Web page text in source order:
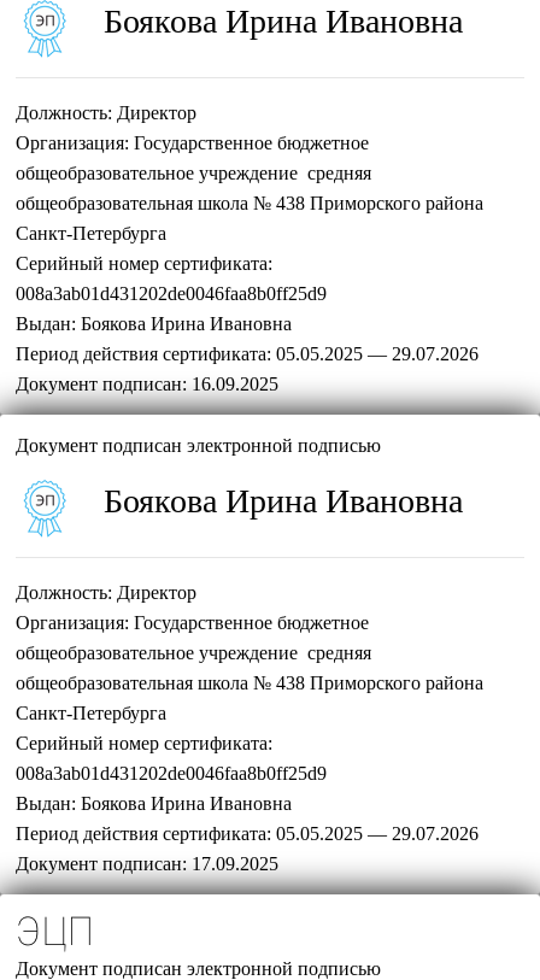
Боякова Ирина Ивановна
Должность: Директор
Организация: Государственное бюджетное
общеобразовательное учреждение средняя
общеобразовательная школа № 438 Приморского района
Санкт-Петербурга
Серийный номер сертификата:
008a3ab01d431202de0046faa8b0ff25d9
Выдан: Боякова Ирина Ивановна
Период действия сертификата: 05.05.2025 — 29.07.2026
Документ подписан: 16.09.2025
Документ подписан электронной подписью
Боякова Ирина Ивановна
Должность: Директор
Организация: Государственное бюджетное
общеобразовательное учреждение средняя
общеобразовательная школа № 438 Приморского района
Санкт-Петербурга
Серийный номер сертификата:
008a3ab01d431202de0046faa8b0ff25d9
Выдан: Боякова Ирина Ивановна
Период действия сертификата: 05.05.2025 — 29.07.2026
Документ подписан: 17.09.2025
ЭЦП
Документ подписан электронной подписью